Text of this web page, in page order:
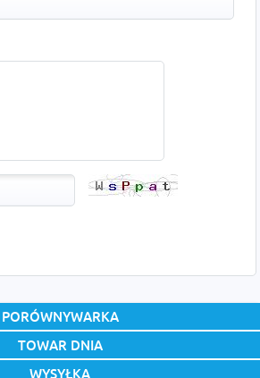
PORÓWNYWARKA
TOWAR DNIA
WYSYŁKA